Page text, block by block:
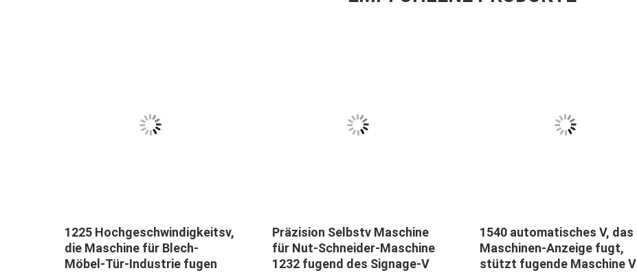
1225 Hochgeschwindigkeitsv,
die Maschine für Blech-
Möbel-Tür-Industrie fugen
Präzision Selbstv Maschine
für Nut-Schneider-Maschine
1232 fugend des Signage-V
1540 automatisches V, das
Maschinen-Anzeige fugt,
stützt fugende Maschine V